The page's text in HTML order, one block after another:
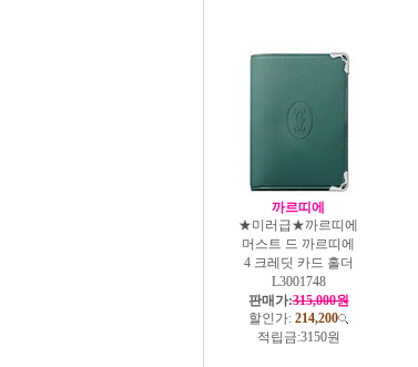
까르띠에
★미러급★까르띠에
머스트 드 까르띠에
4 크레딧 카드 홀더
L3001748
판매가:315,000원
할인가: 214,200
적립금:3150원